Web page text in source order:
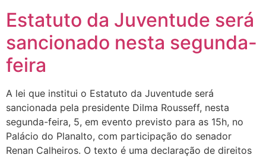
Estatuto da Juventude será
sancionado nesta segunda-
feira
A lei que institui o Estatuto da Juventude será
sancionada pela presidente Dilma Rousseff, nesta
segunda-feira, 5, em evento previsto para as 15h, no
Palácio do Planalto, com participação do senador
Renan Calheiros. O texto é uma declaração de direitos